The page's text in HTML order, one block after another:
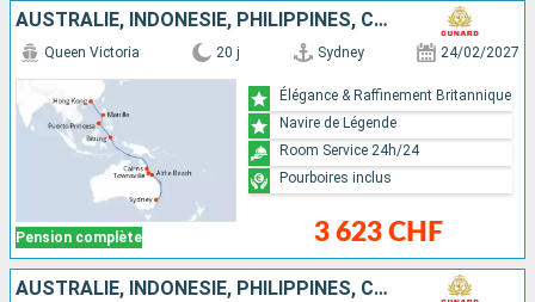
AUSTRALIE, INDONÉSIE, PHILIPPINES, CHINE
Pension complète
Queen Victoria 20 j Sydney 24/02/2027
3 623 CHF
Élégance & Raffinement Britannique
Navire de Légende
Room Service 24h/24
Pourboires inclus
AUSTRALIE, INDONÉSIE, PHILIPPINES, CHINE, VIETNAM, SINGAPOUR